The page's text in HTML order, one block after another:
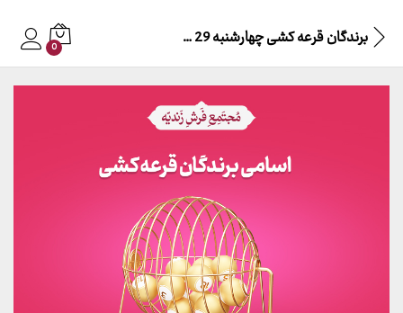
برندگان قرعه کشی چهارشنبه 29 شهریور 140۲ 0